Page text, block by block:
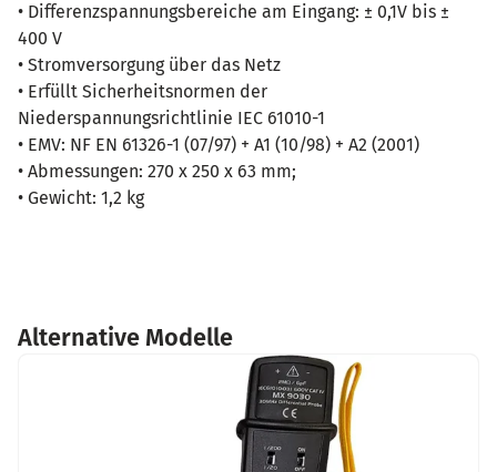
• Differenzspannungsbereiche am Eingang: ± 0,1V bis ±
400 V
• Stromversorgung über das Netz
• Erfüllt Sicherheitsnormen der
Niederspannungsrichtlinie IEC 61010-1
• EMV: NF EN 61326-1 (07/97) + A1 (10/98) + A2 (2001)
• Abmessungen: 270 x 250 x 63 mm;
• Gewicht: 1,2 kg
Alternative Modelle